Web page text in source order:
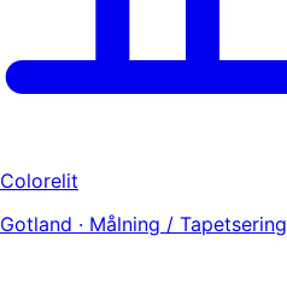
Colorelit
Gotland · Målning / Tapetsering